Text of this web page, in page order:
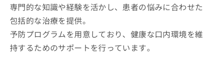
専門的な知識や経験を活かし、患者の悩みに合わせた
包括的な治療を提供。
予防プログラムを用意しており、健康な口内環境を維
持するためのサポートを行っています。